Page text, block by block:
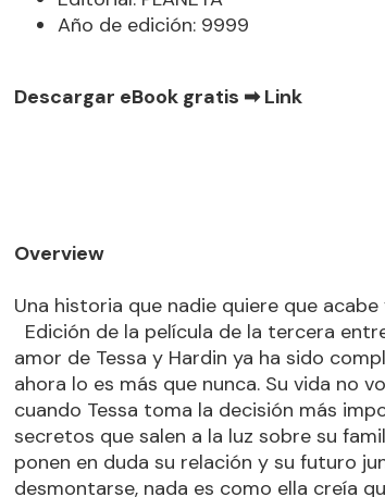
Año de edición: 9999
Descargar eBook gratis ➡Link
Overview
Una historia que nadie quiere que
Edición de la película de la tercera
amor de Tessa y Hardin ya ha sido
ahora lo es más que nunca. Su vida no
cuando Tessa toma la decisión más
secretos que salen a la luz sobre su
ponen en duda su relación y su futuro
desmontarse, nada es como ella creía